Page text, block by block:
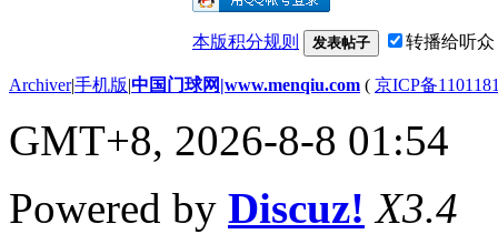
本版积分规则 发表帖子 转播给听众
Archiver|手机版|中国门球网|www.menqiu.com ( 京ICP备
GMT+8, 2026-8-8 01:54
Powered by Discuz! X3.4